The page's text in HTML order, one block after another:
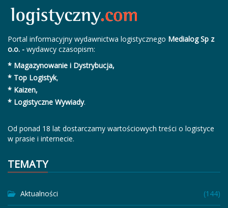
Portal informacyjny wydawnictwa logistycznego Medialog Sp z
o.o. - wydawcy czasopism:
* Magazynowanie i Dystrybucja,
* Top Logistyk,
* Kaizen,
* Logistyczne Wywiady.
Od ponad 18 lat dostarczamy wartościowych treści o logistyce
w prasie i internecie.
TEMATY
Aktualności (144)